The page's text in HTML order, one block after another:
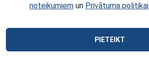
noteikumiem un Privātuma politikai
PIETEIKT